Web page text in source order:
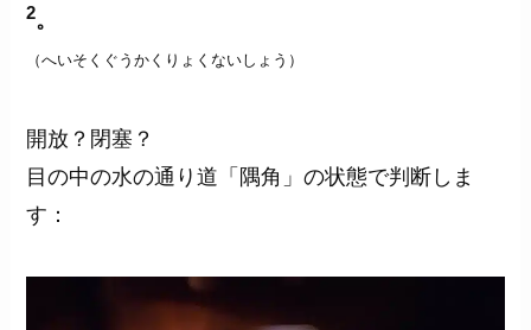
2。
（へいそくぐうかくりょくないしょう）
開放？閉塞？
目の中の水の通り道「隅角」の状態で判断しま
す：